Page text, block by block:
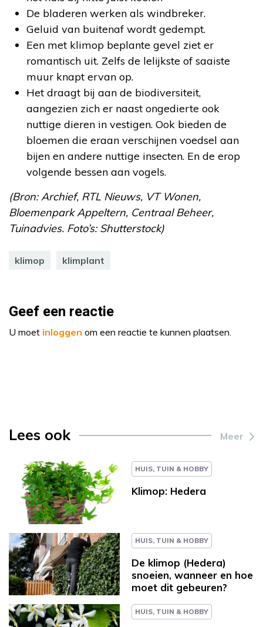
De bladeren werken als windbreker.
Geluid van buitenaf wordt gedempt.
Een met klimop beplante gevel ziet er
romantisch uit. Zelfs de lelijkste of saaiste
muur knapt ervan op.
Het draagt bij aan de biodiversiteit,
aangezien zich er naast ongedierte ook
nuttige dieren in vestigen. Ook bieden de
bloemen die eraan verschijnen voedsel aan
bijen en andere nuttige insecten. En de erop
volgende bessen aan vogels.
(Bron: Archief, RTL Nieuws, VT Wonen,
Bloemenpark Appeltern, Centraal Beheer,
Tuinadvies. Foto’s: Shutterstock)
klimop klimplant
Geef een reactie
U moet inloggen om een reactie te kunnen plaatsen.
Lees ook Meer
HUIS, TUIN & HOBBY
Klimop: Hedera
HUIS, TUIN & HOBBY
De klimop (Hedera)
snoeien, wanneer en hoe
moet dit gebeuren?
HUIS, TUIN & HOBBY